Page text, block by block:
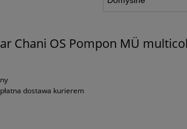
Chani OS Pompon MÜ
dostawa kurierem